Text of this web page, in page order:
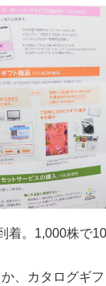
着。1,000株で
、カタログギ